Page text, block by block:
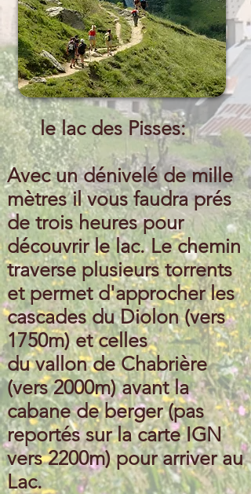
le lac des Pisses:
Avec un dénivelé de mille
mètres il vous faudra prés
de trois heures pour
découvrir le lac. Le chemin
traverse plusieurs torrents
et permet d'approcher les
cascades du Diolon (vers
1750m) et celles
du vallon de Chabrière
(vers 2000m) avant la
cabane de berger (pas
reportés sur la carte IGN
vers 2200m) pour arriver au
Lac.